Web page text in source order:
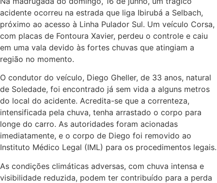
acidente ocorreu na estrada que liga Ibirubá a Selbach,
próximo ao acesso à Linha Pulador Sul. Um veículo Corsa,
com placas de Fontoura Xavier, perdeu o controle e caiu
em uma vala devido às fortes chuvas que atingiam a
região no momento.
O condutor do veículo, Diego Gheller, de 33 anos, natural
de Soledade, foi encontrado já sem vida a alguns metros
do local do acidente. Acredita-se que a correnteza,
intensificada pela chuva, tenha arrastado o corpo para
longe do carro. As autoridades foram acionadas
imediatamente, e o corpo de Diego foi removido ao
Instituto Médico Legal (IML) para os procedimentos legais.
As condições climáticas adversas, com chuva intensa e
visibilidade reduzida, podem ter contribuído para a perda